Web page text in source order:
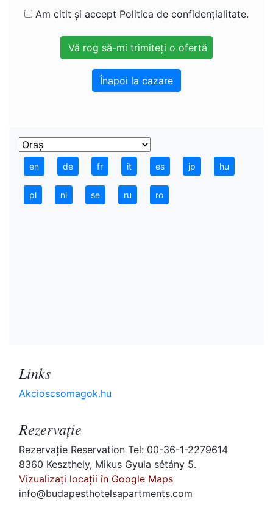
Am citit și accept Politica de confidențialitate.
Înapoi la cazare
en de fr it es jp hu
pl nl se ru ro
Links
Akcioscsomagok.hu
Rezervaţie
Rezervaţie Reservation Tel: 00-36-1-2279614
8360 Keszthely, Mikus Gyula sétány 5.
Vizualizați locații în Google Maps
info@budapesthotelsapartments.com